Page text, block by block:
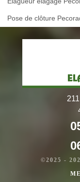
Pose de clôture
©2025 -